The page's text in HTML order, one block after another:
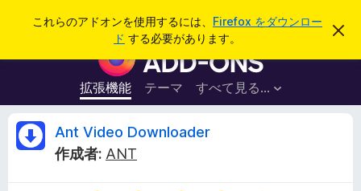
これらのアドオンを使用するには、 Firefox をダウンロー
ド する必要があります。
こ
を
F
i
r
e
拡張機能 テーマ すべて見る...
ログイン
A
Ant Video Downloader
作成者: ANT